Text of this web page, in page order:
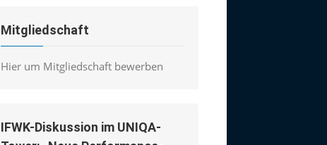
Mitgliedschaft
Hier um Mitgliedschaft bewerben
IFWK-Diskussion im UNIQA-